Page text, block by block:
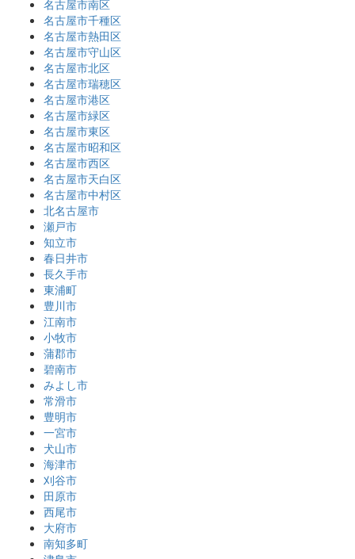
名古屋市南区
名古屋市千種区
名古屋市熱田区
名古屋市守山区
名古屋市北区
名古屋市瑞穂区
名古屋市港区
名古屋市緑区
名古屋市東区
名古屋市昭和区
名古屋市西区
名古屋市天白区
名古屋市中村区
北名古屋市
瀬戸市
知立市
春日井市
長久手市
東浦町
豊川市
江南市
小牧市
蒲郡市
碧南市
みよし市
常滑市
豊明市
一宮市
犬山市
海津市
刈谷市
田原市
西尾市
大府市
南知多町